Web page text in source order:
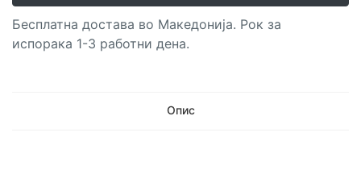
Бесплатна достава во Македонија. Рок за
испорака 1-3 работни дена.
Опис